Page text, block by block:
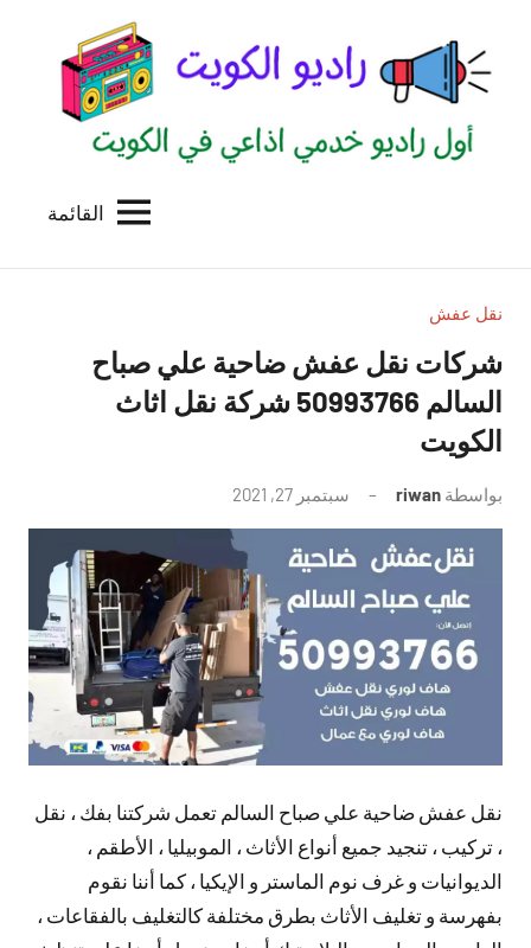
المحتوى
الكويت
للاعلانات
بالكويت
القائمة
نقل عفش
شركات نقل عفش ضاحية علي صباح
السالم 50993766 شركة نقل اثاث
الكويت
بواسطة riwan سبتمبر 27, 2021
توجد
تعليقات
نقل عفش ضاحية علي صباح السالم تعمل شركتنا بفك ، نقل
، تركيب ، تنجيد جميع أنواع الأثاث ، الموبيليا ، الأطقم ،
الديوانيات و غرف نوم الماستر و الإيكيا ، كما أننا نقوم
بفهرسة و تغليف الأثاث بطرق مختلفة كالتغليف بالفقاعات ،